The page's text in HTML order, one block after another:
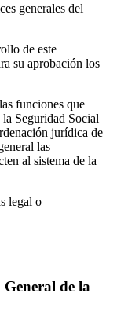
generales del
de este
su aprobación los
funciones que
Seguridad Social
jurídica de
las
al sistema de la
legal o
de la